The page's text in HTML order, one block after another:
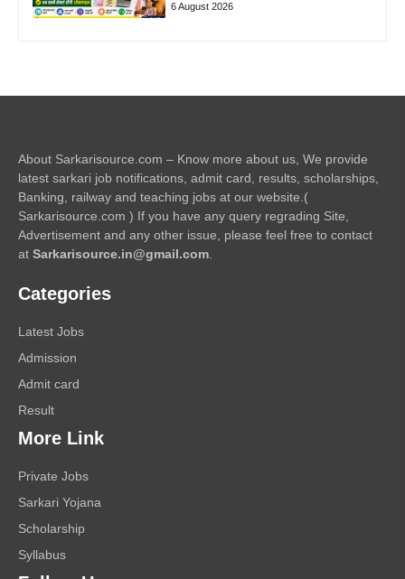
6 August 2026
About Sarkarisource.com – Know more about us, We provide
latest sarkari job notifications, admit card, results, scholarships,
Banking, railway and teaching jobs at our website.(
Sarkarisource.com ) If you have any query regrading Site,
Advertisement and any other issue, please feel free to contact
at Sarkarisource.in@gmail.com
Categories
Latest Jobs
Admission
Admit card
Result
More Link
Private Jobs
Sarkari Yojana
Scholarship
Syllabus